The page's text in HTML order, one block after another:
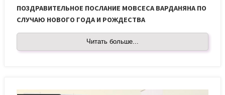
ПОЗДРАВИТЕЛЬНОЕ ПОСЛАНИЕ МОВСЕСА ВАРДАНЯНА ПО
СЛУЧАЮ НОВОГО ГОДА И РОЖДЕСТВА
Читать больше...